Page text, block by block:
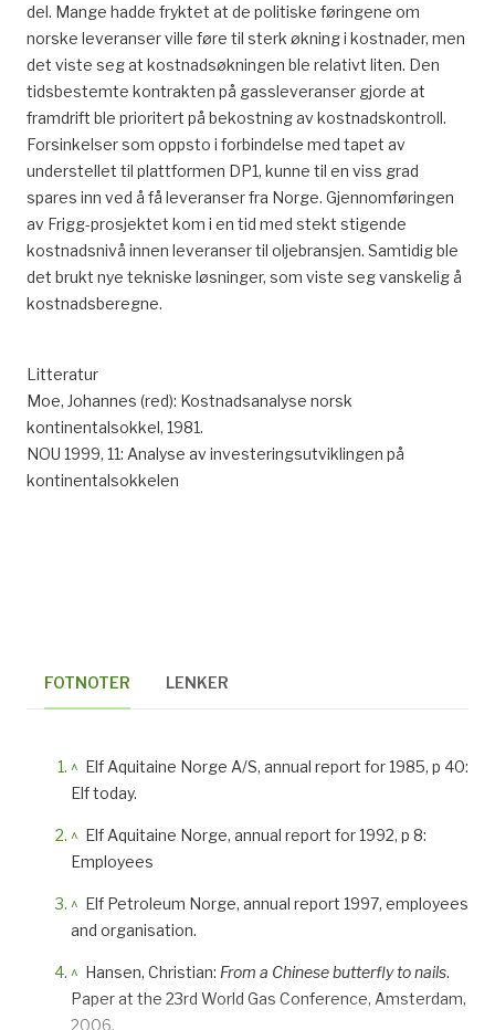
del. Mange hadde fryktet at de politiske føringene om
norske leveranser ville føre til sterk økning i kostnader, men
det viste seg at kostnadsøkningen ble relativt liten. Den
tidsbestemte kontrakten på gassleveranser gjorde at
framdrift ble prioritert på bekostning av kostnadskontroll.
Forsinkelser som oppsto i forbindelse med tapet av
understellet til plattformen DP1, kunne til en viss grad
spares inn ved å få leveranser fra Norge. Gjennomføringen
av Frigg-prosjektet kom i en tid med stekt stigende
kostnadsnivå innen leveranser til oljebransjen. Samtidig ble
det brukt nye tekniske løsninger, som viste seg vanskelig å
kostnadsberegne.
Litteratur
Moe, Johannes (red): Kostnadsanalyse norsk
kontinentalsokkel, 1981.
NOU 1999, 11: Analyse av investeringsutviklingen på
kontinentalsokkelen
FOTNOTER LENKER
^ Elf Aquitaine Norge A/S, annual report for 1985, p 40:
Elf today.
^ Elf Aquitaine Norge, annual report for 1992, p 8:
Employees
^ Elf Petroleum Norge, annual report 1997, employees
and organisation.
^ Hansen, Christian: From a Chinese butterfly to nails.
Paper at the 23rd World Gas Conference, Amsterdam,
2006.